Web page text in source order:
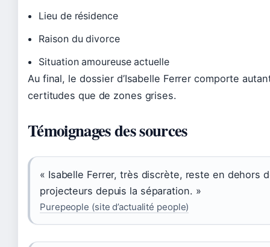
Lieu de résidence
Raison du divorce
Situation amoureuse actuelle
Au final, le dossier d’Isabelle Ferrer comporte
certitudes que de zones grises.
Témoignages des sources
« Isabelle Ferrer, très discrète, reste en dehors
projecteurs depuis la séparation. »
Purepeople (site d’actualité people)